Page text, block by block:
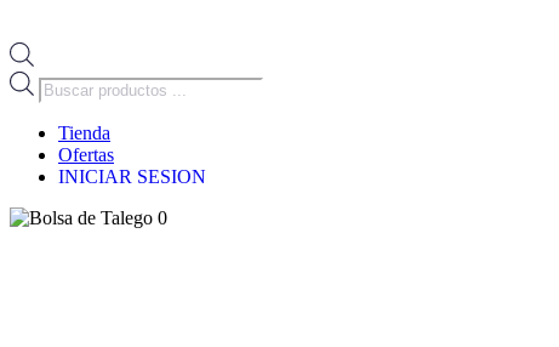
Búsqueda
de
productos
Tienda
Ofertas
INICIAR SESION
0